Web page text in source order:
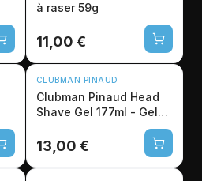
à raser 59g
11,00 €
CLUBMAN PINAUD
Clubman Pinaud Head
Shave Gel 177ml - Gel
13,00 €